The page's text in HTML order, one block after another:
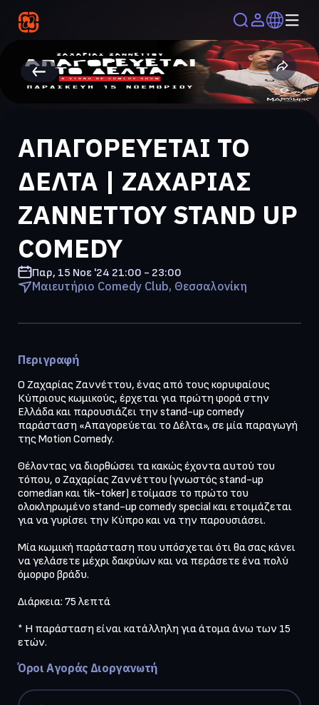
ΑΠΑΓΟΡΕΥΕΤΑΙ ΤΟ
ΔΕΛΤΑ | ΖΑΧΑΡΙΑΣ
ΖΑΝΝΕΤΤΟΥ STAND UP
COMEDY
Παρ, 15 Νοε '24 21:00 - 23:00
Μαιευτήριο Comedy Club, Θεσσαλονίκη
Περιγραφή
Ο Ζαχαρίας Ζαννέττου, ένας από τους κορυφαίους
Κύπριους κωμικούς, έρχεται για πρώτη φορά στην
Ελλάδα και παρουσιάζει την stand-up comedy
παράσταση «Απαγορεύεται το Δέλτα», σε μία παραγωγή
της Motion Comedy.
Θέλοντας να διορθώσει τα κακώς έχοντα αυτού του
τόπου, ο Ζαχαρίας Ζαννέττου (γνωστός stand-up
comedian και tik-toker) ετοίμασε το πρώτο του
ολοκληρωμένο stand-up comedy special και ετοιμάζεται
για να γυρίσει την Κύπρο και να την παρουσιάσει.
Μία κωμική παράσταση που υπόσχεται ότι θα σας κάνει
να γελάσετε μέχρι δακρύων και να περάσετε ένα πολύ
όμορφο βράδυ.
Διάρκεια: 75 λεπτά
* Η παράσταση είναι κατάλληλη για άτομα άνω των 15
ετών.
Όροι Αγοράς Διοργανωτή